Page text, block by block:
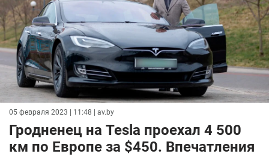
05 февраля 2023 | 11:48 | av.by
Гродненец на Tesla проехал 4 500
км по Европе за $450. Впечатления